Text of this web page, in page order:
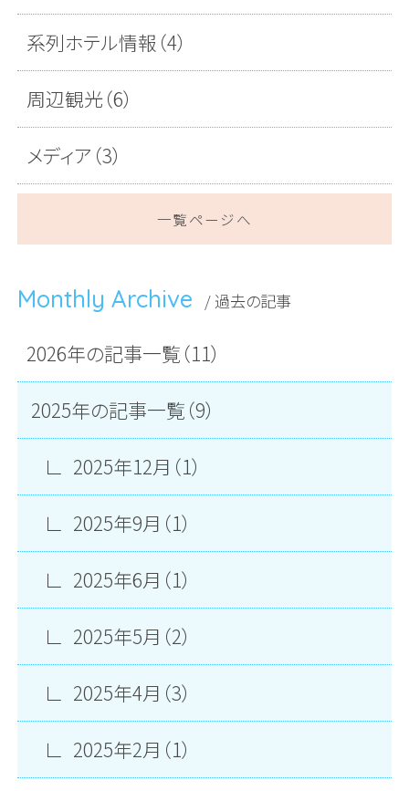
系列ホテル情報（4）
周辺観光（6）
メディア（3）
一覧ページへ
Monthly Archive / 過去の記事
2026年の記事一覧（11）
2025年の記事一覧（9）
2025年12月（1）
2025年9月（1）
2025年6月（1）
2025年5月（2）
2025年4月（3）
2025年2月（1）